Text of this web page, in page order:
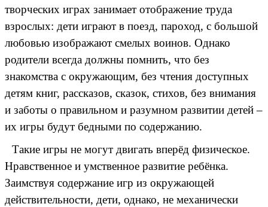
творческих играх занимает отображение труда
взрослых: дети играют в поезд, пароход, с большой
любовью изображают смелых воинов. Однако
родители всегда должны помнить, что без
знакомства с окружающим, без чтения доступных
детям книг, рассказов, сказок, стихов, без внимания
и заботы о правильном и разумном развитии детей –
их игры будут бедными по содержанию.
Такие игры не могут двигать вперёд физическое.
Нравственное и умственное развитие ребёнка.
Заимствуя содержание игр из окружающей
действительности, дети, однако, не механически